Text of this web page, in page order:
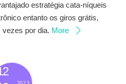
estratégia cata-níqueis
entanto os giros grátis,
vezes por dia. More